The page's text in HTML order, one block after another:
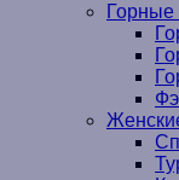
Горные